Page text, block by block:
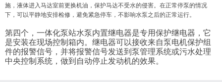
施，液体进入马达室前更换机油，保护马达不受水的侵害。在正常停泵的情况
下，可以平静地安排检修，避免紧急停车，不影响水泵之后的正常运行。
第四个，一体化泵站水泵内置继电器是专用保护继电器，它
是安装在现场控制箱内。继电器可以接收来自泵电机保护组
件的报警信号，并将报警信号发送到泵管理系统或污水处理
中央控制系统，做到自动停止发动机的效果。